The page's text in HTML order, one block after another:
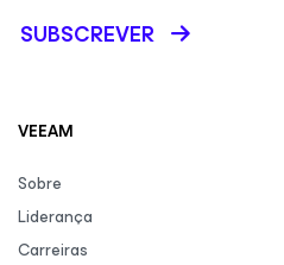
SUBSCREVER
VEEAM
Sobre
Liderança
Carreiras